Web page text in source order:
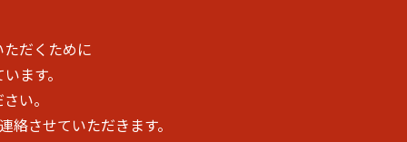
だくために
ます。
い。
させていただきます。